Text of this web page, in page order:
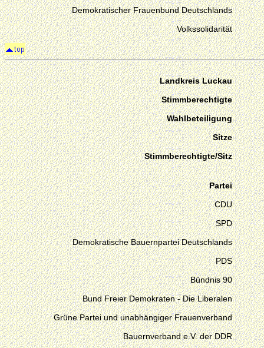
Demokratischer Frauenbund Deutschlands
Volkssolidarität
Landkreis Luckau
Stimmberechtigte
Wahlbeteiligung
Sitze
Stimmberechtigte/Sitz
Partei
CDU
SPD
Demokratische Bauernpartei Deutschlands
PDS
Bündnis 90
Bund Freier Demokraten - Die Liberalen
Grüne Partei und unabhängiger Frauenverband
Bauernverband e.V. der DDR